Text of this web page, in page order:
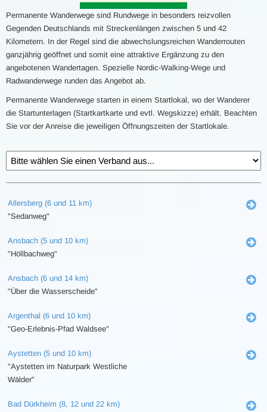
Permanente Wanderwege sind Rundwege in besonders reizvollen
Gegenden Deutschlands mit Streckenlängen zwischen 5 und 42
Kilometern. In der Regel sind die abwechslungsreichen Wanderrouten
ganzjährig geöffnet und somit eine attraktive Ergänzung zu den
angebotenen Wandertagen. Spezielle Nordic-Walking-Wege und
Radwanderwege runden das Angebot ab.
Permanente Wanderwege starten in einem Startlokal, wo der Wanderer
die Startunterlagen (Startkartkarte und evtl. Wegskizze) erhält. Beachten
Sie vor der Anreise die jeweiligen Öffnungszeiten der Startlokale.
Allersberg (6 und 11 km)
"Sedanweg"
Ansbach (5 und 10 km)
"Höllbachweg"
Ansbach (6 und 14 km)
"Über die Wasserscheide"
Argenthal (6 und 10 km)
"Geo-Erlebnis-Pfad Waldsee"
Aystetten (5 und 10 km)
"Aystetten im Naturpark Westliche
Wälder"
Bad Dürkheim (8, 12 und 22 km)